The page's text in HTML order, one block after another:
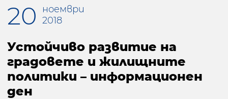
20
ноември
2018
Устойчиво развитие на
градовете и жилищните
политики – информационен
ден